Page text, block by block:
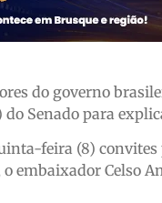
do governo
do Senado para
feira (8)
embaixador Celso